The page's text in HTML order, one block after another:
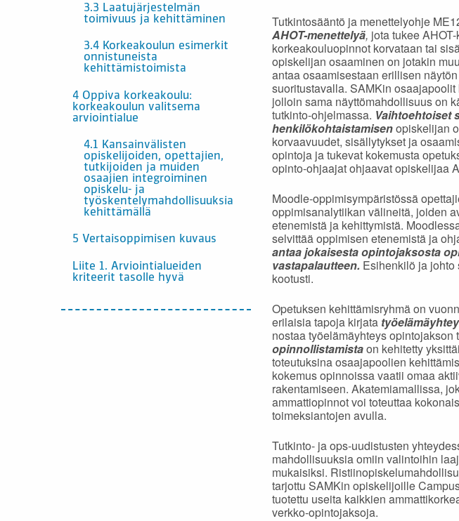
3.3 Laatujärjestelmän
toimivuus ja kehittäminen
3.4 Korkeakoulun esimerkit
onnistuneista
kehittämistoimista
4 Oppiva korkeakoulu:
korkeakoulun valitsema
arviointialue
4.1 Kansainvälisten
opiskelijoiden, opettajien,
tutkijoiden ja muiden
osaajien integroiminen
opiskelu- ja
työskentelymahdollisuuksia
kehittämällä
5 Vertaisoppimisen kuvaus
Liite 1. Arviointialueiden
kriteerit tasolle hyvä
Tutkintosääntö ja menettelyohje
AHOT-menettelyä, jota tukee
korkeakouluopinnot korvataan tai
opiskelijan osaaminen on jotakin
antaa osaamisestaan erillisen
suoritustavalla. SAMKin
jolloin sama näyttömahdollisuus on
tutkinto-ohjelmassa. Vaihtoehtoiset
henkilökohtaistamisenopiskelijan
korvaavuudet, sisällytykset ja
opintoja ja tukevat kokemusta
opinto-ohjaajat ohjaavat opiskelijaa
Moodle-oppimisympäristössä
oppimisanalytiikan välineitä, joiden
etenemistä ja kehittymistä.
selvittää oppimisen etenemistä ja
antaa jokaisesta opintojaksosta
vastapalautteen. Esihenkilö ja
kootusti.
Opetuksen kehittämisryhmä on
erilaisia tapoja kirjata
nostaa työelämäyhteys opintojakson
opinnollistamistaon kehitetty
toteutuksina osaajapoolien
kokemus opinnoissa vaatii omaa
rakentamiseen. Akatemiamallissa,
ammattiopinnot voi toteuttaa
toimeksiantojen avulla.
Tutkinto- ja ops-uudistusten
mahdollisuuksia omiin valintoihin
mukaisiksi.
tarjottu SAMKin opiskelijoille
tuotettu useita kaikkien
verkko-opintojaksoja.